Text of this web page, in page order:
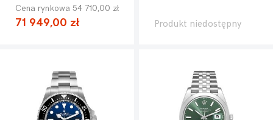
Cena rynkowa 54 710,00 zł
71 949,00 zł Produkt niedostępny